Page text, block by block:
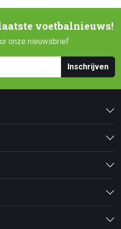
voetbalnieuws!
onze nieuwsbrief
Inschrijven